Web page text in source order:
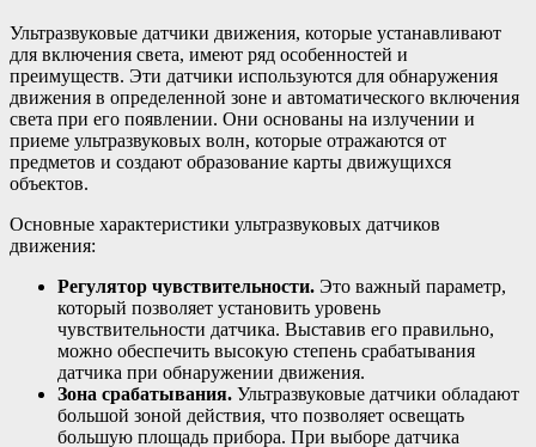
Ультразвуковые датчики движения, которые устанавливают
для включения света, имеют ряд особенностей и
преимуществ. Эти датчики используются для обнаружения
движения в определенной зоне и автоматического включения
света при его появлении. Они основаны на излучении и
приеме ультразвуковых волн, которые отражаются от
предметов и создают образование карты движущихся
объектов.
Основные характеристики ультразвуковых датчиков
движения:
Регулятор чувствительности. Это важный параметр,
который позволяет установить уровень
чувствительности датчика. Выставив его правильно,
можно обеспечить высокую степень срабатывания
датчика при обнаружении движения.
Зона срабатывания. Ультразвуковые датчики обладают
большой зоной действия, что позволяет освещать
большую площадь прибора. При выборе датчика